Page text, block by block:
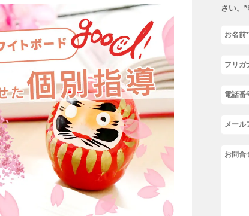
さい。*